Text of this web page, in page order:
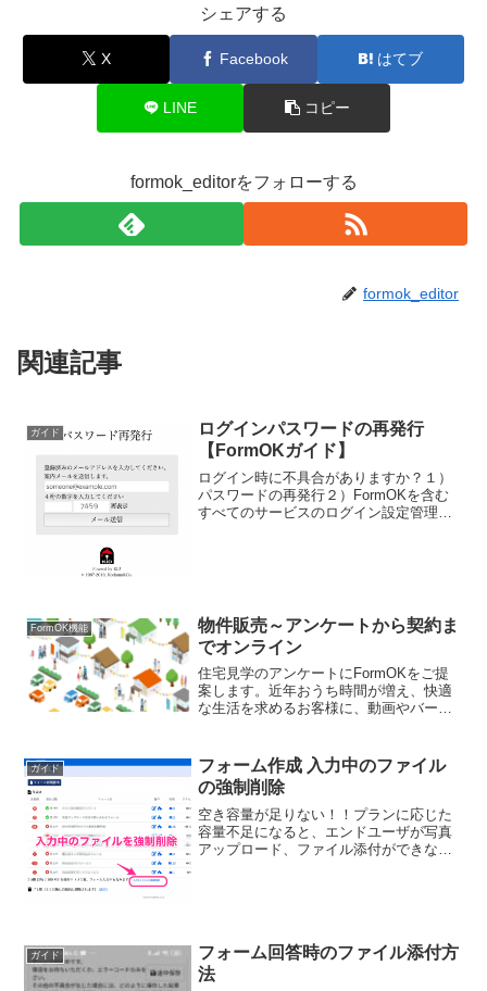
シェアする
X Facebook はてブ
LINE コピー
formok_editorをフォローする
formok_editor
関連記事
ガイド
ログインパスワードの再発行
【FormOKガイド】
ログイン時に不具合がありますか？１）
パスワードの再発行２）FormOKを含む
すべてのサービスのログイン設定管理
FormOK機能
物件販売～アンケートから契約ま
でオンライン
住宅見学のアンケートにFormOKをご提
案します。近年おうち時間が増え、快適
な生活を求めるお客様に、動画やバーチ
FormOKなら、マイページ機能、メルマ
ガ機能で、お客様とのつながりをガッチ
リつかみます！
ガイド
フォーム作成 入力中のファイル
の強制削除
空き容量が足りない！！プランに応じた
容量不足になると、エンドユーザが写真
アップロード、ファイル添付ができなく
ガイド
フォーム回答時のファイル添付方
法